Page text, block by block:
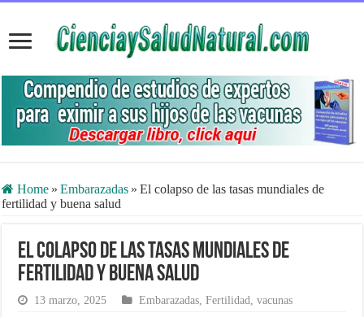
Home » Embarazadas » El colapso de las tasas mundiales de
fertilidad y buena salud
El colapso de las tasas mundiales de
fertilidad y buena salud
13 marzo, 2025 Embarazadas ,Fertilidad ,vacunas